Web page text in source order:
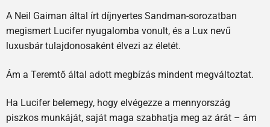
A Neil Gaiman által írt díjnyertes Sandman-sorozatban
megismert Lucifer nyugalomba vonult, és a Lux nevű
luxusbár tulajdonosaként élvezi az életét.
Ám a Teremtő által adott megbízás mindent megváltoztat.
Ha Lucifer belemegy, hogy elvégezze a mennyország
piszkos munkáját, saját maga szabhatja meg az árát – ám